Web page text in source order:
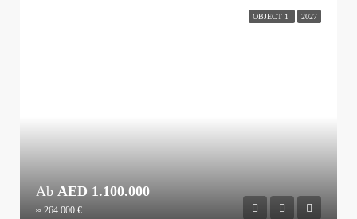
OBJECT 1 2027
Ab AED 1.100.000
≈ 264.000 €